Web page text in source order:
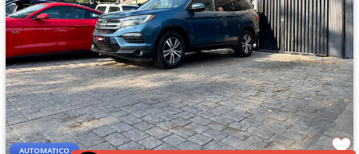
AUTOMATICO